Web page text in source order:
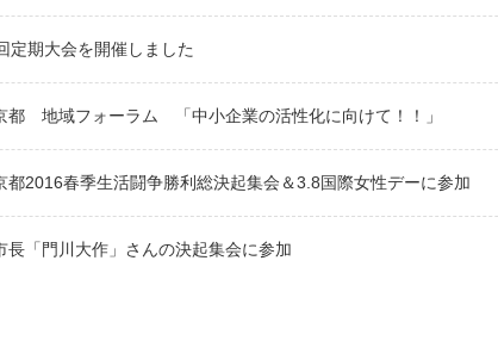
定期大会を開催しました
都 地域フォーラム 「中小企業の活性化に向けて！！」
都2016春季生活闘争勝利総決起集会＆3.8国際女性デーに参加
長「門川大作」さんの決起集会に参加